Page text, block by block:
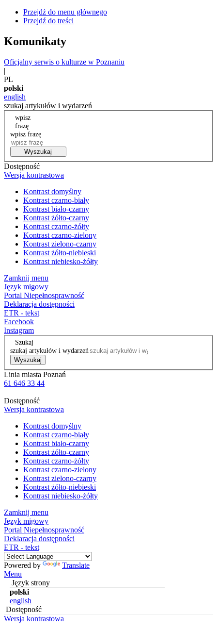
Przejdź do menu głównego
Przejdź do treści
Komunikaty
Oficjalny serwis o kulturze w Poznaniu
|
PL
polski
english
szukaj artykułów i wydarzeń
wpisz
frazę
wpisz frazę
Wyszukaj
Dostępność
Wersja kontrastowa
Kontrast domyślny
Kontrast czarno-biały
Kontrast biało-czarny
Kontrast żółto-czarny
Kontrast czarno-żółty
Kontrast czarno-zielony
Kontrast zielono-czarny
Kontrast żółto-niebieski
Kontrast niebiesko-żółty
Zamknij menu
Język migowy
Portal Niepełnosprawność
Deklaracja dostępności
ETR - tekst
Facebook
Instagram
Szukaj
szukaj artykułów i wydarzeń
Wyszukaj
Linia miasta Poznań
61 646 33 44
Dostępność
Wersja kontrastowa
Kontrast domyślny
Kontrast czarno-biały
Kontrast biało-czarny
Kontrast żółto-czarny
Kontrast czarno-żółty
Kontrast czarno-zielony
Kontrast zielono-czarny
Kontrast żółto-niebieski
Kontrast niebiesko-żółty
Zamknij menu
Język migowy
Portal Niepełnosprawność
Deklaracja dostępności
ETR - tekst
Powered by
Translate
Menu
Język strony
polski
english
Dostępność
Wersja kontrastowa